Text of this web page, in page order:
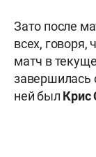
Зато после
всех, говоря,
матч в
завершилась
ней был Крис